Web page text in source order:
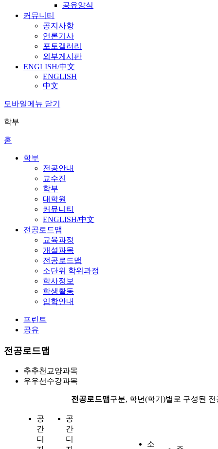
공유양식
커뮤니티
공지사항
언론기사
포토갤러리
외부게시판
ENGLISH/中文
ENGLISH
中文
모바일메뉴 닫기
학부
홈
학부
전공안내
교수진
학부
대학원
커뮤니티
ENGLISH/中文
전공로드맵
교육과정
개설과목
전공로드맵
소단위 학위과정
학사정보
학생활동
입학안내
프린트
공유
전공로드맵
추추천교양과목
우우선수강과목
전공로드맵 구분, 학년(학기)별로 구성된
공
간
디
공
간
디
소